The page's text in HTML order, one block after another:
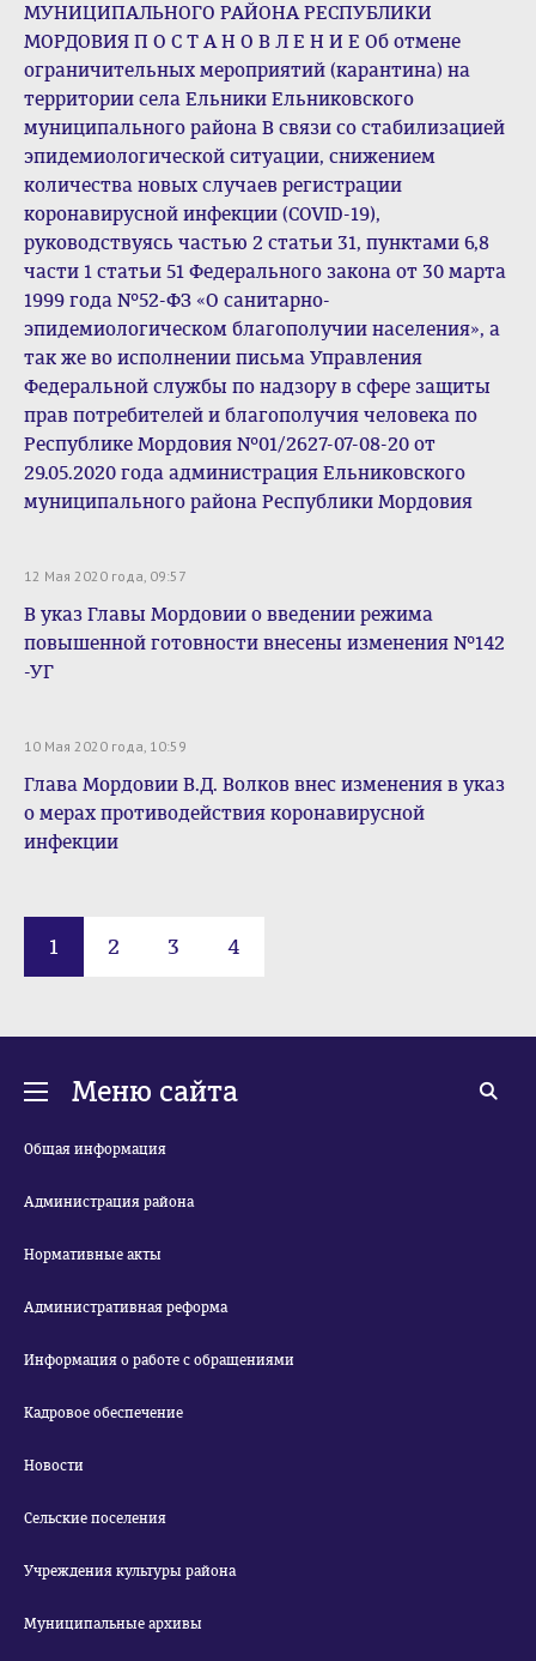
МУНИЦИПАЛЬНОГО РАЙОНА РЕСПУБЛИКИ
МОРДОВИЯ П О С Т А Н О В Л Е Н И Е Об отмене
ограничительных мероприятий (карантина) на
территории села Ельники Ельниковского
муниципального района В связи со стабилизацией
эпидемиологической ситуации, снижением
количества новых случаев регистрации
коронавирусной инфекции (COVID-19),
руководствуясь частью 2 статьи 31, пунктами 6,8
части 1 статьи 51 Федерального закона от 30 марта
1999 года №52-ФЗ «О санитарно-
эпидемиологическом благополучии населения», а
так же во исполнении письма Управления
Федеральной службы по надзору в сфере защиты
прав потребителей и благополучия человека по
Республике Мордовия №01/2627-07-08-20 от
29.05.2020 года администрация Ельниковского
муниципального района Республики Мордовия
12 Мая 2020 года, 09:57
В указ Главы Мордовии о введении режима
повышенной готовности внесены изменения №142
-УГ
10 Мая 2020 года, 10:59
Глава Мордовии В.Д. Волков внес изменения в указ
о мерах противодействия коронавирусной
инфекции
1 2 3 4
Меню сайта
Общая информация
Администрация района
Нормативные акты
Административная реформа
Информация о работе с обращениями
Кадровое обеспечение
Новости
Сельские поселения
Учреждения культуры района
Муниципальные архивы